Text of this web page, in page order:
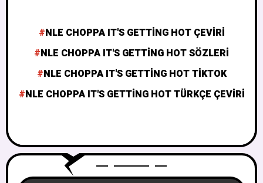
NLE CHOPPA IT'S GETTING HOT ÇEVIRI
NLE CHOPPA IT'S GETTING HOT SÖZLERI
NLE CHOPPA IT'S GETTING HOT TIKTOK
NLE CHOPPA IT'S GETTING HOT TÜRKÇE ÇEVIRI